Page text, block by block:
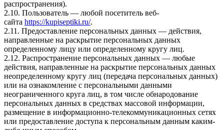
распространения).
2.10. Пользователь — любой посетитель веб-
сайта https://kupiseptiki.ru/.
2.11. Предоставление персональных данных — действия,
направленные на раскрытие персональных данных
определенному лицу или определенному кругу лиц.
2.12. Распространение персональных данных — любые
действия, направленные на раскрытие персональных данных
неопределенному кругу лиц (передача персональных данных)
или на ознакомление с персональными данными
неограниченного круга лиц, в том числе обнародование
персональных данных в средствах массовой информации,
размещение в информационно-телекоммуникационных сетях
или предоставление доступа к персональным данным каким-